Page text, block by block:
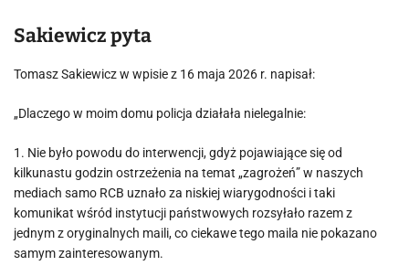
Sakiewicz pyta
Tomasz Sakiewicz w wpisie z 16 maja 2026 r. napisał:
„Dlaczego w moim domu policja działała nielegalnie:
1. Nie było powodu do interwencji, gdyż pojawiające się od
kilkunastu godzin ostrzeżenia na temat „zagrożeń” w naszych
mediach samo RCB uznało za niskiej wiarygodności i taki
komunikat wśród instytucji państwowych rozsyłało razem z
jednym z oryginalnych maili, co ciekawe tego maila nie pokazano
samym zainteresowanym.